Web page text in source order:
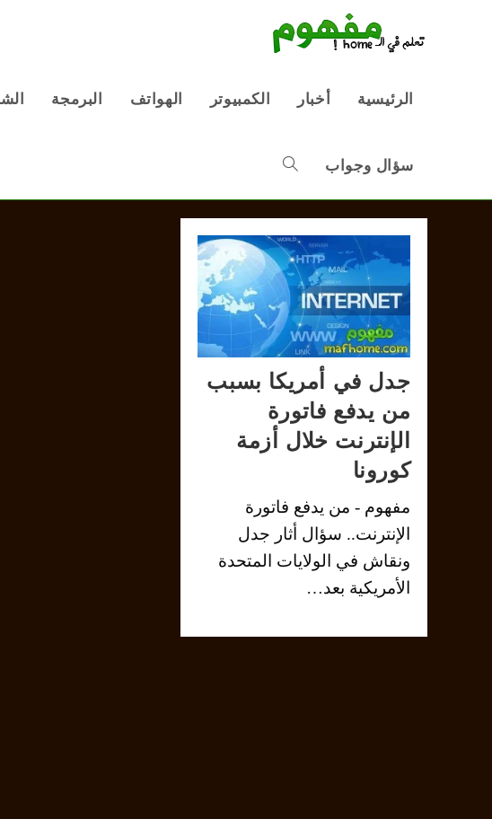
الرئيسية أخبار الكمبيوتر الهواتف البرمجة
سؤال وجواب Toggle
website
search
جدل في أمريكا بسبب
من يدفع فاتورة
الإنترنت خلال أزمة
كورونا
مفهوم - من يدفع فاتورة
الإنترنت.. سؤال أثار جدل
ونقاش في الولايات المتحدة
الأمريكية بعد…